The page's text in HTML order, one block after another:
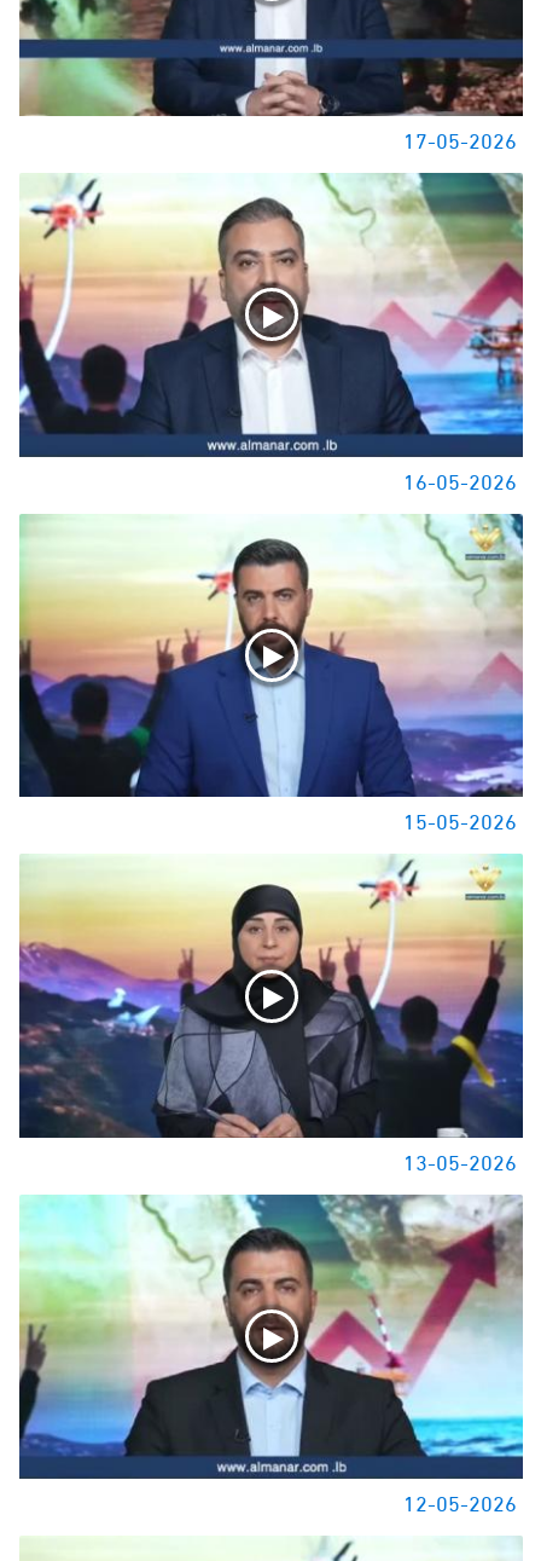
17-05-2026
16-05-2026
15-05-2026
13-05-2026
12-05-2026